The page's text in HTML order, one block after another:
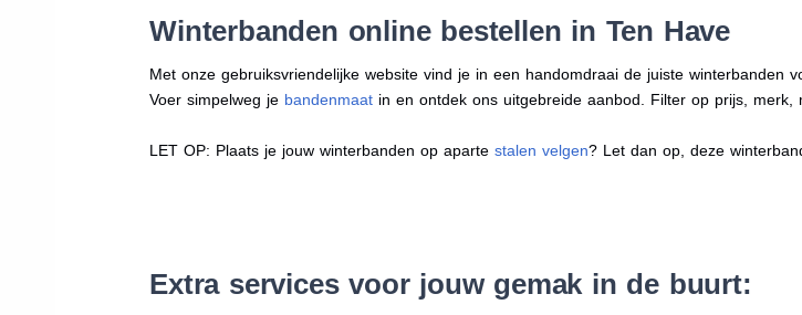
Winterbanden online bestellen in Ten Have
Met onze gebruiksvriendelijke website vind je in een handomdraai de juiste winterbanden
Voer simpelweg je bandenmaat in en ontdek ons uitgebreide aanbod. Filter op prijs,
LET OP: Plaats je jouw winterbanden op apartestalen velgen? Let dan op, deze
Extra services voor jouw gemak in de buurt: